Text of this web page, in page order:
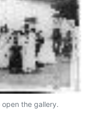
the gallery.